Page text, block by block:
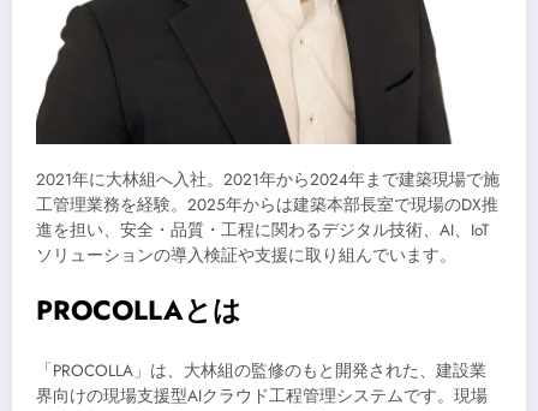
2021年に大林組へ入社。2021年から2024年まで建築現場で施
工管理業務を経験。2025年からは建築本部長室で現場のDX推
進を担い、安全・品質・工程に関わるデジタル技術、AI、IoT
ソリューションの導入検証や支援に取り組んでいます。
PROCOLLAとは
「PROCOLLA」は、大林組の監修のもと開発された、建設業
界向けの現場支援型AIクラウド工程管理システムです。現場